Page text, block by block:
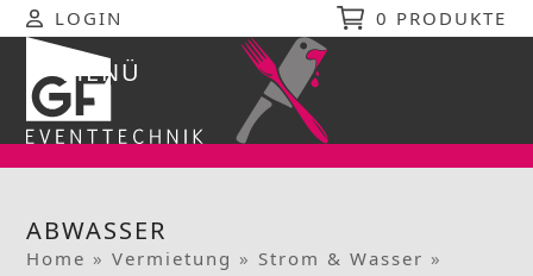
Skip
to
LOGIN 0 PRODUKTE
MENÜ
Open
mobile
menu
Close
mobile
menu
ABWASSER
Home »Vermietung » Strom & Wasser »